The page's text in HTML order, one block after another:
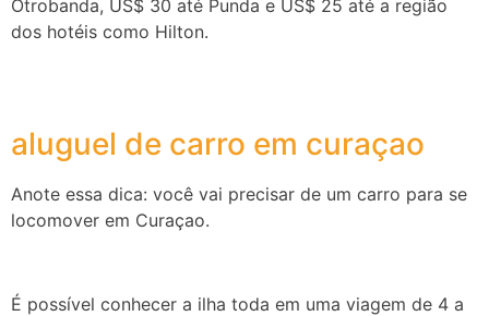
Otrobanda, US$ 30 até Punda e US$ 25 até a região
dos hotéis como Hilton.
aluguel de carro em curaçao
Anote essa dica: você vai precisar de um carro para se
locomover em Curaçao.
É possível conhecer a ilha toda em uma viagem de 4 a